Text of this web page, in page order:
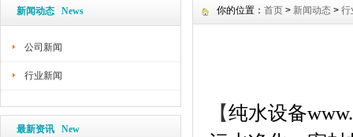
新闻动态 News
公司新闻
行业新闻
最新资讯 New
你的位置： 首页 > 新闻动态 > 行
【纯水设备